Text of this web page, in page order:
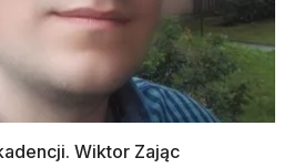
Wiktor Zając